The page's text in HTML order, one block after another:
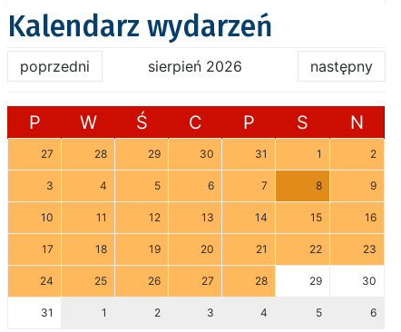
Kalendarz wydarzeń
poprzedni sierpień 2026 następny
P W Ś C P S N
27 28 29 30 31 1 2
3 4 5 6 7 8 9
10 11 12 13 14 15 16
17 18 19 20 21 22 23
24 25 26 27 28 29 30
31 1 2 3 4 5 6